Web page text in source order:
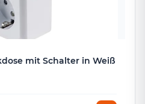
mit Schalter in Weiß